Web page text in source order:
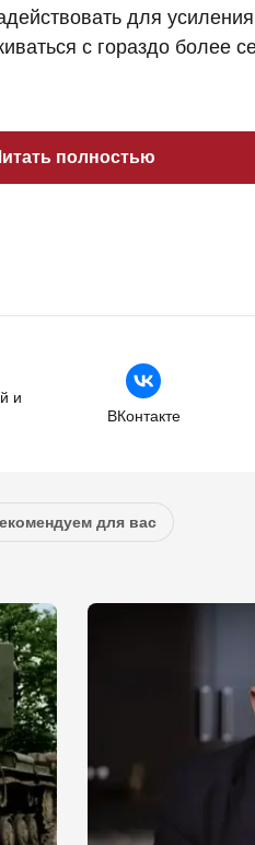
для
с гораздо более
полностью
и
ВКонтакте
для вас